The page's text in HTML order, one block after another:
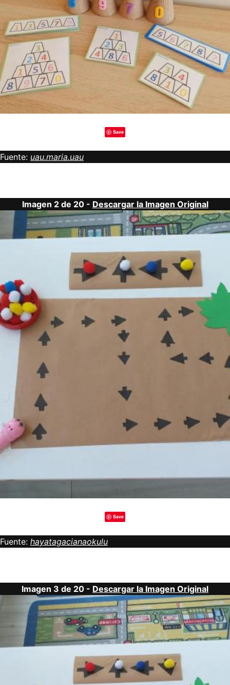
Save
Fuente: uau.maria.uau
Imagen 2 de 20 - Descargar la Imagen Original
Save
Fuente: hayatagacianaokulu
Imagen 3 de 20 - Descargar la Imagen Original